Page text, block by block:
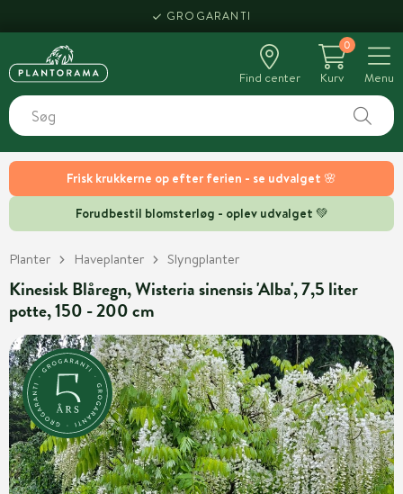
Frisk krukkerne op efter ferien - se udvalget 🌸
Forudbestil blomsterløg - oplev udvalget 💚
GROGARANTI
Find center
0
Kurv
Menu
Planter Haveplanter Slyngplanter
Kinesisk Blåregn, Wisteria sinensis 'Alba', 7,5 liter
potte, 150 - 200 cm